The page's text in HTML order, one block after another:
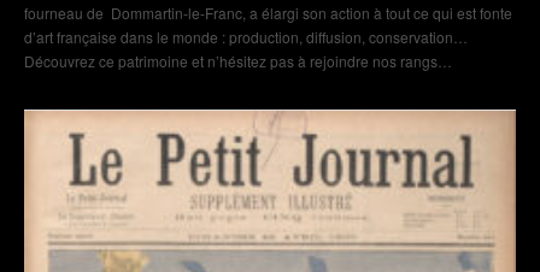
fourneau de Dommartin-le-Franc, a élargi son action à tout ce qui est fonte
d’art française dans le monde : production, diffusion, conservation…
Découvrez ce patrimoine et n’hésitez pas à rejoindre nos rangs…